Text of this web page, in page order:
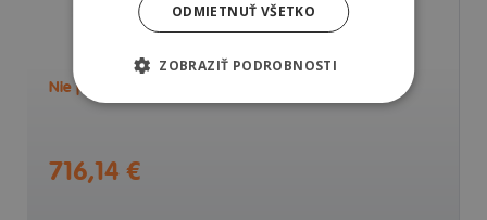
B D
Nie je skladom
716,14 €
ODMIETNUŤ VŠETKO
ZOBRAZIŤ PODROBNOSTI